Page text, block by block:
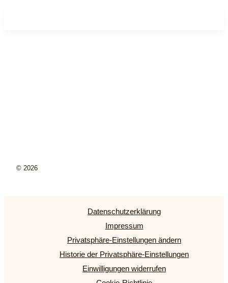
© 2026
Datenschutzerklärung
Impressum
Privatsphäre-Einstellungen ändern
Historie der Privatsphäre-Einstellungen
Einwilligungen widerrufen